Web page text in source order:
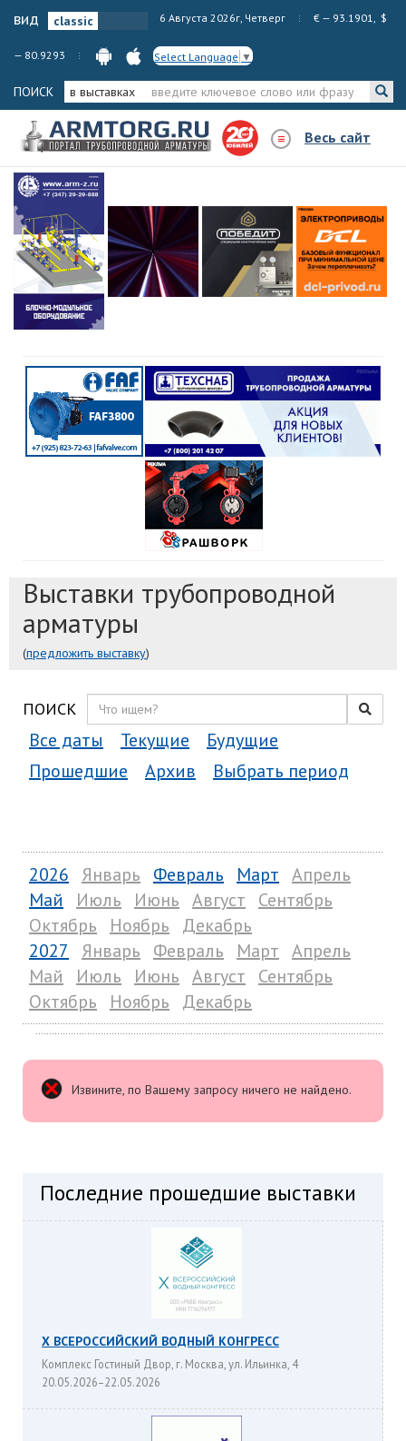
вид 6 Августа 2026г, Четверг € — 93.1901, $
— 80.9293 Select Language ▼
ПОИСК в выставках
Весь сайт
Выставки трубопроводной
арматуры
(предложить выставку)
Все даты Текущие
Будущие
Прошедшие
Архив Выбрать период
ПОИСК
2026 Январь Февраль Март Апрель
Май
Июль Июнь Август
Сентябрь
Октябрь
Ноябрь
Декабрь
2027
Январь Февраль Март Апрель
Май
Июль Июнь Август
Сентябрь
Октябрь
Ноябрь Декабрь
Извините, по Вашему запросу ничего не найдено.
Последние прошедшие выставки
X ВСЕРОССИЙСКИЙ ВОДНЫЙ КОНГРЕСС
Комплекс Гостиный Двор, г. Москва, ул. Ильинка, 4
20.05.2026–22.05.2026